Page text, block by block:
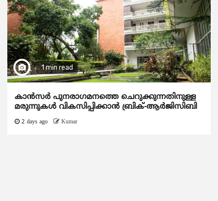
1 min read
കാന്‍സര്‍ പുനരാഗമനത്തെ ചെറുക്കുന്നതിനുള്ള
മരുന്നുകള്‍ വികസിപ്പിക്കാന്‍ ബ്രിക്-ആര്‍ജിസിബി
2 days ago Kumar